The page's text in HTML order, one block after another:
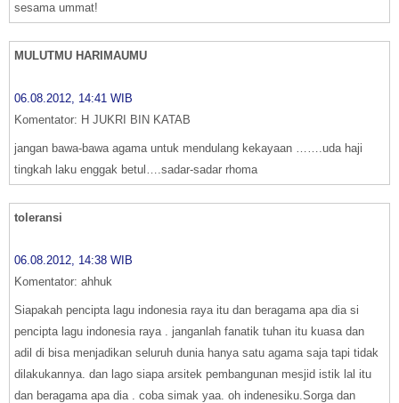
sesama ummat!
MULUTMU HARIMAUMU
06.08.2012, 14:41 WIB
Komentator: H JUKRI BIN KATAB
jangan bawa-bawa agama untuk mendulang kekayaan …….uda haji
tingkah laku enggak betul….sadar-sadar rhoma
toleransi
06.08.2012, 14:38 WIB
Komentator: ahhuk
Siapakah pencipta lagu indonesia raya itu dan beragama apa dia si
pencipta lagu indonesia raya . janganlah fanatik tuhan itu kuasa dan
adil di bisa menjadikan seluruh dunia hanya satu agama saja tapi tidak
dilakukannya. dan lago siapa arsitek pembangunan mesjid istik lal itu
dan beragama apa dia . coba simak yaa. oh indenesiku.Sorga dan